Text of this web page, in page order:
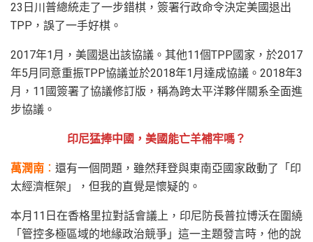
23日川普總統走了一步錯棋，簽署行政命令決定美國退出
TPP，誤了一手好棋。
2017年1月，美國退出該協議。其他11個TPP國家，於2017
年5月同意重振TPP協議並於2018年1月達成協議。2018年3
月，11國簽署了協議修訂版，稱為跨太平洋夥伴關系全面進
步協議。
印尼猛捧中國，美國能亡羊補牢嗎？
萬潤南 ： 還有一個問題，雖然拜登與東南亞國家啟動了「印
太經濟框架」，但我的直覺是懷疑的。
本月11日在香格里拉對話會議上，印尼防長普拉博沃在圍繞
「管控多極區域的地緣政治競爭」這一主題發言時，他的說